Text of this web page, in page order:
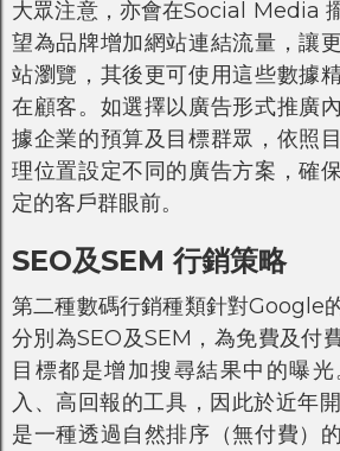
大眾注意，亦會在Social Media
望為品牌增加網站連結流量，讓
站瀏覽，其後更可使用這些數據
在顧客。如選擇以廣告形式推廣
據企業的預算及目標群眾，依照
理位置設定不同的廣告方案，確
定的客戶群眼前。
SEO及SEM 行銷策略
第二種數碼行銷種類針對Google
分別為SEO及SEM，為免費及付
目標都是增加搜尋結果中的曝
入、高回報的工具，因此於近年
是一種透過自然排序（無付費）